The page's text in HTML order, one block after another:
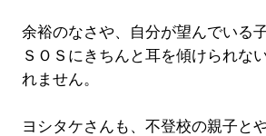
余裕のなさや、自分が望んでいる
ＳＯＳにきちんと耳を傾けられな
れません。
ヨシタケさんも、不登校の親子と